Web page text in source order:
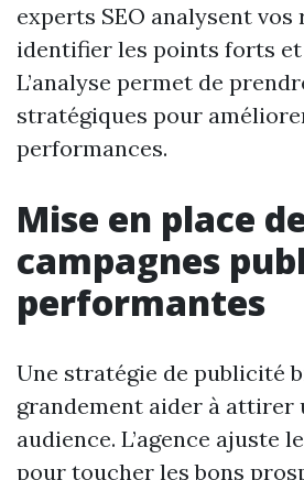
experts SEO analysent
identifier les points forts et
L’analyse permet de
stratégiques pour
performances.
Mise en place
campagnes
performantes
Une stratégie de publicité
grandement aider à attirer
audience. L’agence ajuste
pour toucher les bons